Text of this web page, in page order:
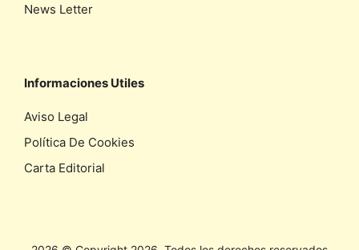
News Letter
Informaciones Utiles
Aviso Legal
Política De Cookies
Carta Editorial